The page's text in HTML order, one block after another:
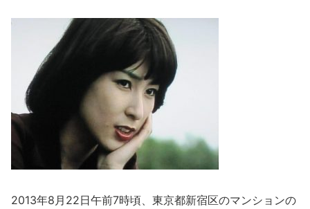
2013年8月22日午前7時頃、東京都新宿区のマンションの